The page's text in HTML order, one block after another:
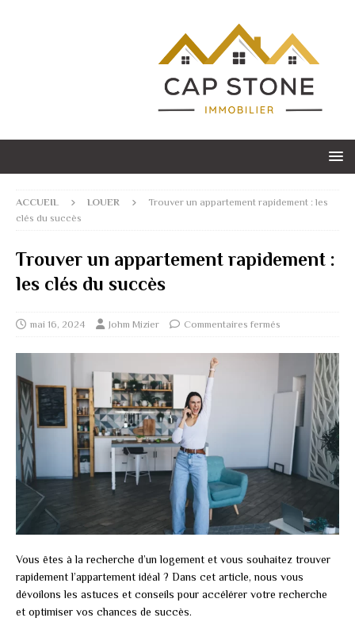
ACCUEIL LOUER
Trouver un appartement rapidement : les
clés du succès
Trouver un appartement rapidement :
les clés du succès
mai 16, 2024 Johm Mizier Commentaires fermés
Vous êtes à la recherche d’un logement et vous souhaitez trouver
rapidement l’appartement idéal ? Dans cet article, nous vous
dévoilons les astuces et conseils pour accélérer votre recherche
et optimiser vos chances de succès.